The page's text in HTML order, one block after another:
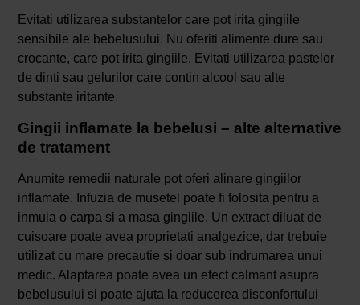
Evitati utilizarea substantelor care pot irita gingiile
sensibile ale bebelusului. Nu oferiti alimente dure sau
crocante, care pot irita gingiile. Evitati utilizarea pastelor
de dinti sau gelurilor care contin alcool sau alte
substante iritante.
Gingii inflamate la bebelusi – alte alternative
de tratament
Anumite remedii naturale pot oferi alinare gingiilor
inflamate. Infuzia de musetel poate fi folosita pentru a
inmuia o carpa si a masa gingiile. Un extract diluat de
cuisoare poate avea proprietati analgezice, dar trebuie
utilizat cu mare precautie si doar sub indrumarea unui
medic. Alaptarea poate avea un efect calmant asupra
bebelusului si poate ajuta la reducerea disconfortului